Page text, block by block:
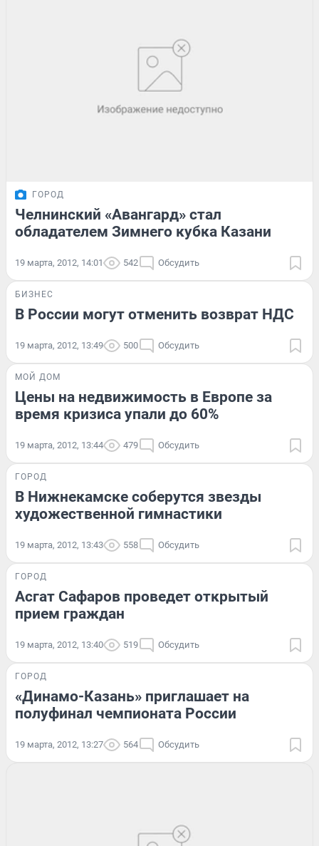
ГОРОД
Челнинский «Авангард» стал
обладателем Зимнего кубка Казани
19 марта, 2012, 14:01 542 Обсудить
БИЗНЕС
В России могут отменить возврат НДС
19 марта, 2012, 13:49 500 Обсудить
МОЙ ДОМ
Цены на недвижимость в Европе за
время кризиса упали до 60%
19 марта, 2012, 13:44 479 Обсудить
ГОРОД
В Нижнекамске соберутся звезды
художественной гимнастики
19 марта, 2012, 13:43 558 Обсудить
ГОРОД
Асгат Сафаров проведет открытый
прием граждан
19 марта, 2012, 13:40 519 Обсудить
ГОРОД
«Динамо-Казань» приглашает на
полуфинал чемпионата России
19 марта, 2012, 13:27 564 Обсудить